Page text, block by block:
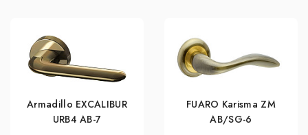
Armadillo EXCALIBUR
URB4 АВ-7
FUARO Karisma ZM
AB/SG-6